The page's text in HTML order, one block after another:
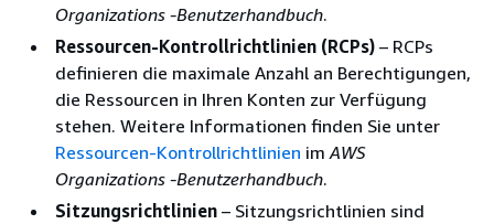
Organizations -Benutzerhandbuch.
Ressourcen-Kontrollrichtlinien (RCPs) – RCPs
definieren die maximale Anzahl an Berechtigungen,
die Ressourcen in Ihren Konten zur Verfügung
stehen. Weitere Informationen finden Sie unter
Ressourcen-Kontrollrichtlinien im AWS
Organizations -Benutzerhandbuch.
Sitzungsrichtlinien – Sitzungsrichtlinien sind